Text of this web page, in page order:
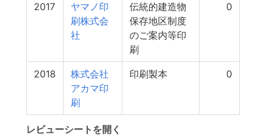
2017
ヤマノ印
刷株式会
社
伝統的建造物
保存地区制度
のご案内等印
刷
0
2018
株式会社
アカマ印
刷
印刷製本 0
レビューシートを開く